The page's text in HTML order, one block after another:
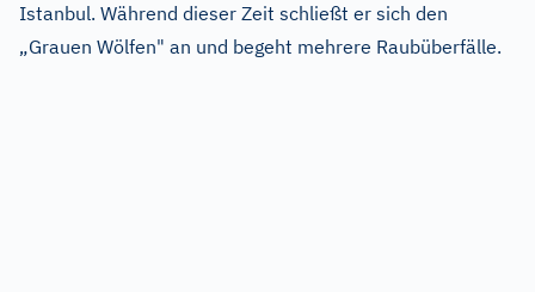
Istanbul. Während dieser Zeit schließt er sich den
„Grauen Wölfen" an und begeht mehrere Raubüberfälle.